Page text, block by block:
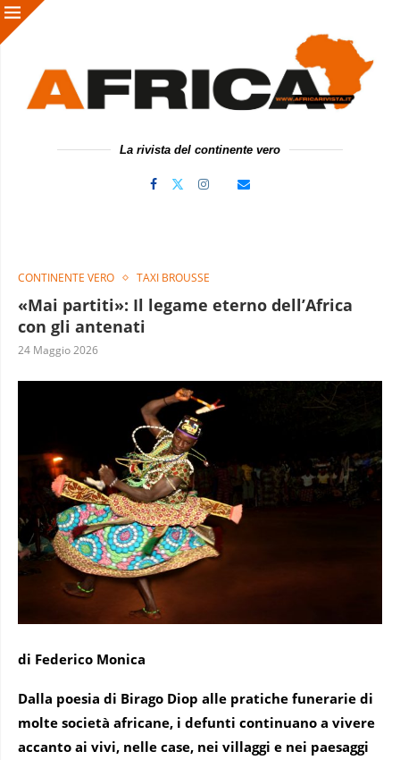
La rivista del continente vero
CONTINENTE VERO TAXI BROUSSE
«Mai partiti»: Il legame eterno dell’Africa
con gli antenati
24 Maggio 2026
di Federico Monica
Dalla poesia di Birago Diop alle pratiche funerarie di
molte società africane, i defunti continuano a vivere
accanto ai vivi, nelle case, nei villaggi e nei paesaggi